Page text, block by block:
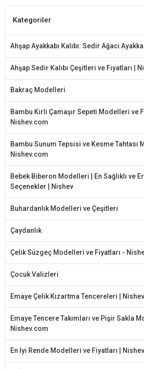
Kategoriler
Ahşap Ayakkabı Kalıbı: Sedir Ağacı
Ahşap Sedir Kalıbı Çeşitleri ve Fiyatları |
Bakraç Modelleri
Bambu Kirli Çamaşır Sepeti Modelleri ve
Nishev.com
Bambu Sunum Tepsisi ve Kesme Tahtası
Nishev.com
Bebek Biberon Modelleri | En Sağlıklı ve
Seçenekler | Nishev
Buhardanlık Modelleri ve Çeşitleri
Çaydanlık
Çelik Süzgeç Modelleri ve Fiyatları -
Çocuk Valizleri
Emaye Çelik Kızartma Tencereleri |
Emaye Tencere Takımları ve Pişir Sakla
Nishev.com
En İyi Rende Modelleri ve Fiyatları |